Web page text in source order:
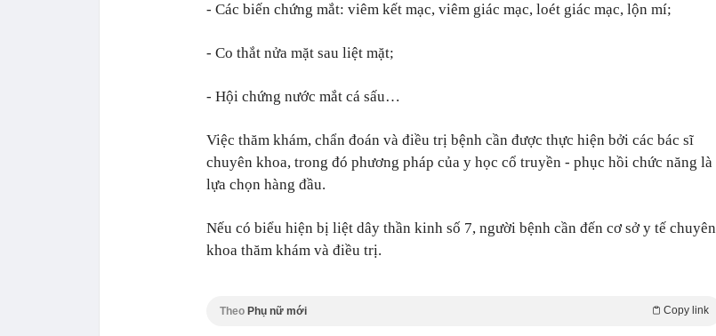
- Các biến chứng mắt: viêm kết mạc, viêm giác mạc, loét giác mạc, lộn mí;
- Co thắt nửa mặt sau liệt mặt;
- Hội chứng nước mắt cá sấu…
Việc thăm khám, chẩn đoán và điều trị bệnh cần được thực hiện bởi các bác sĩ
chuyên khoa, trong đó phương pháp của y học cổ truyền - phục hồi chức năng là
lựa chọn hàng đầu.
Nếu có biểu hiện bị liệt dây thần kinh số 7, người bệnh cần đến cơ sở y tế chuyên
khoa thăm khám và điều trị.
Theo Phụ nữ mới Copy link